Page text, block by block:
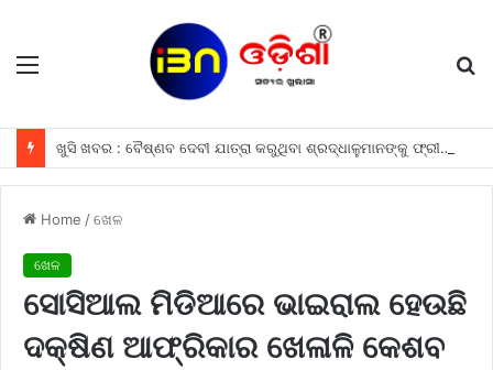
Menu
ଖୁସି ଖବର : ବୈଷ୍ଣବ ଦେବୀ ଯାତ୍ରା କରୁଥିବା ଶ୍ରଦ୍ଧାଳୁମାନଙ୍କୁ ଫ୍ରୀରେ ମିଳିବ ଏହି ସବୁ ଖାସ ସୁବିଧା ଗୁଡିକ
Home /ଖେଳ
ଖେଳ
ସୋସିଆଲ ମିଡିଆରେ ଭାଇରାଲ ହେଉଛି
ଦକ୍ଷିଣ ଆଫ୍ରିକାର ଖେଳାଳି କେଶବ